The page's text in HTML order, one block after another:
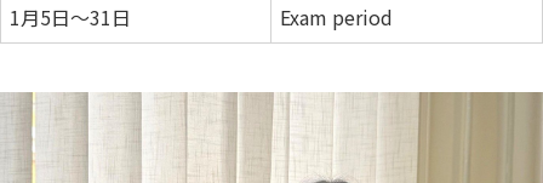
1月5日～31日
Exam period